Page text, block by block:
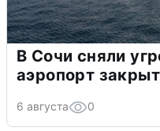
В Сочи сняли
аэропорт закрыт
6 августа 0